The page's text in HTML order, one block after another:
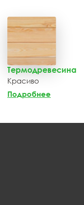
Термодревесина
Красиво
Подробнее